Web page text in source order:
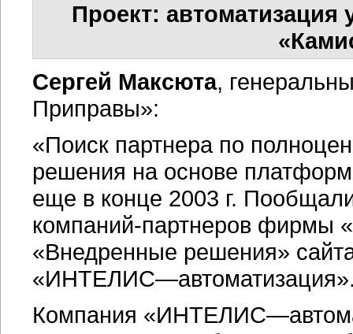
Проект: автоматизация
Сергей Максюта,
Приправы»:
«Поиск партнера по
решения на основе
еще в конце 2003 г.
компаний-партнеров фирмы
«Внедренные решения»
Компания